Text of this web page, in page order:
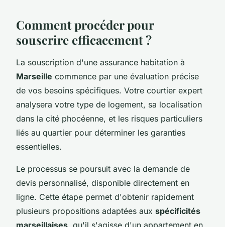
Comment procéder pour
souscrire efficacement ?
La souscription d'une assurance habitation à
Marseille commence par une évaluation précise
de vos besoins spécifiques. Votre courtier expert
analysera votre type de logement, sa localisation
dans la cité phocéenne, et les risques particuliers
liés au quartier pour déterminer les garanties
essentielles.
Le processus se poursuit avec la demande de
devis personnalisé, disponible directement en
ligne. Cette étape permet d'obtenir rapidement
plusieurs propositions adaptées aux spécificités